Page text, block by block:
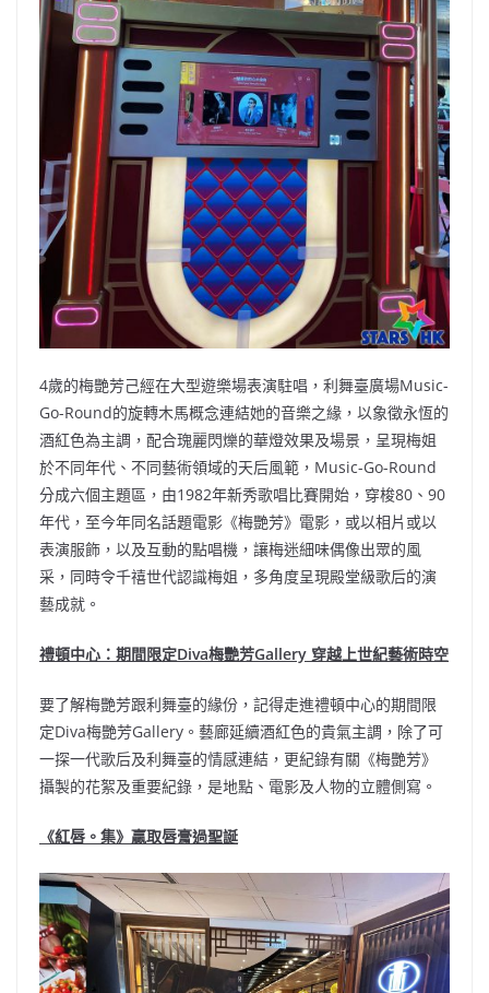
4歲的梅艷芳己經在大型遊樂場表演駐唱，利舞臺廣場Music-
Go-Round的旋轉木馬概念連結她的音樂之緣，以象徵永恆的
酒紅色為主調，配合瑰麗閃爍的華燈效果及場景，呈現梅姐
於不同年代、不同藝術領域的天后風範，Music-Go-Round
分成六個主題區，由1982年新秀歌唱比賽開始，穿梭80、90
年代，至今年同名話題電影《梅艷芳》電影，或以相片或以
表演服飾，以及互動的點唱機，讓梅迷細味偶像出眾的風
采，同時令千禧世代認識梅姐，多角度呈現殿堂級歌后的演
藝成就。
禮頓中心 ： 期間限定Diva梅艷芳Gallery 穿越上世紀藝術時空
要了解梅艷芳跟利舞臺的緣份，記得走進禮頓中心的期間限
定Diva梅艷芳Gallery。藝廊延續酒紅色的貴氣主調，除了可
一探一代歌后及利舞臺的情感連結，更紀錄有關《梅艷芳》
攝製的花絮及重要紀錄，是地點、電影及人物的立體側寫。
《紅唇。集》贏取唇膏過聖誕